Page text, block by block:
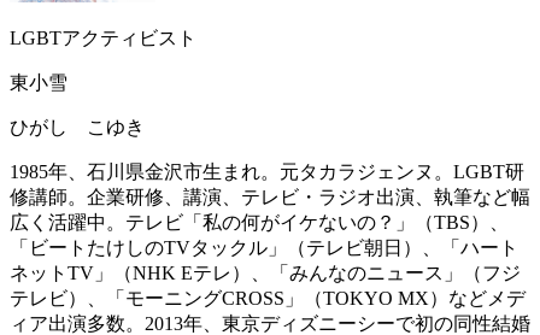
LGBTアクティビスト
東小雪
ひがし こゆき
1985年、石川県金沢市生まれ。元タカラジェンヌ。LGBT研
修講師。企業研修、講演、テレビ・ラジオ出演、執筆など幅
広く活躍中。テレビ「私の何がイケないの？」（TBS）、
「ビートたけしのTVタックル」（テレビ朝日）、「ハート
ネットTV」（NHK Eテレ）、「みんなのニュース」（フジ
テレビ）、「モーニングCROSS」（TOKYO MX）などメデ
ィア出演多数。2013年、東京ディズニーシーで初の同性結婚